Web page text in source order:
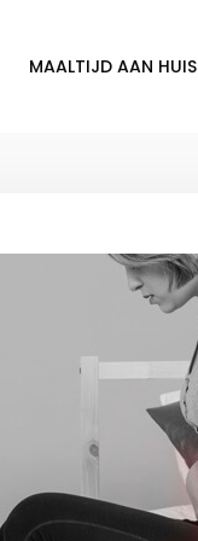
MAALTIJD AAN HUIS